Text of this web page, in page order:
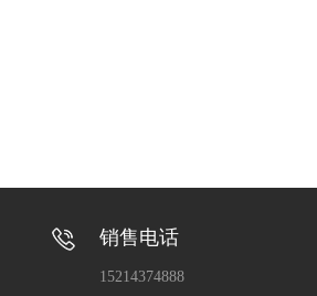
销售电话
15214374888